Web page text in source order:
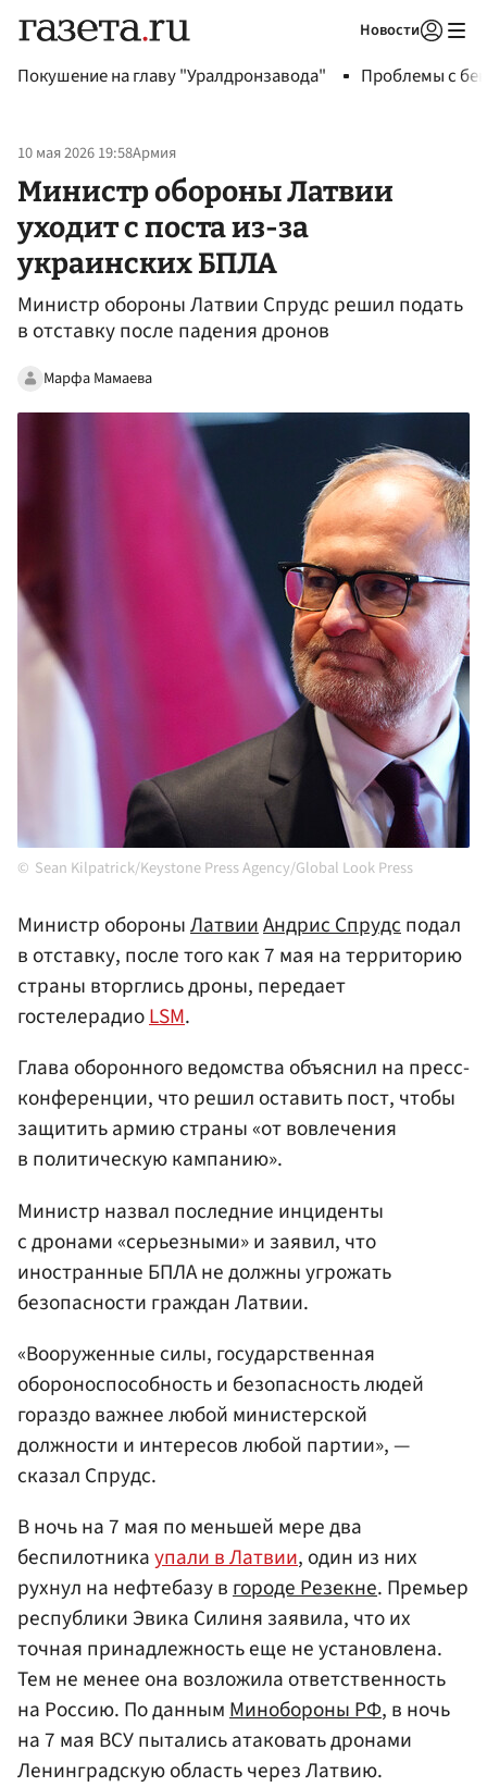
Новости
Покушение на главу "Уралдронзавода" Проблемы с
10 мая 2026 19:58Армия
Министр обороны Латвии
уходит с поста из-за
украинских БПЛА
Министр обороны Латвии Спрудс решил подать
в отставку после падения дронов
Марфа Мамаева
Sean Kilpatrick/Keystone Press Agency/Global Look Press
Министр обороныЛатвииАндрис Спрудсподал
в отставку, после того как 7 мая на территорию
страны вторглись дроны, передает
гостелерадиоLSM.
Глава оборонного ведомства объяснил на пресс-
конференции, что решил оставить пост, чтобы
защитить армию страны «от вовлечения
в политическую кампанию».
Министр назвал последние инциденты
с дронами «серьезными» и заявил, что
иностранные БПЛА не должны угрожать
безопасности граждан Латвии.
«Вооруженные силы, государственная
обороноспособность и безопасность людей
гораздо важнее любой министерской
должности и интересов любой партии», —
сказал Спрудс.
В ночь на 7 мая по меньшей мере два
беспилотникаупали в Латвии, один из них
рухнул на нефтебазу вгороде Резекне. Премьер
республики Эвика Силиня заявила, что их
точная принадлежность еще не установлена.
Тем не менее она возложила ответственность
на Россию. По даннымМинобороны РФ, в ночь
на 7 мая ВСУ пытались атаковать дронами
Ленинградскую область через Латвию.